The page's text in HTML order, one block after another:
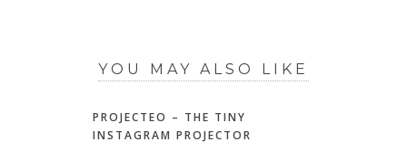
YOU MAY ALSO LIKE
PROJECTEO – THE TINY
INSTAGRAM PROJECTOR